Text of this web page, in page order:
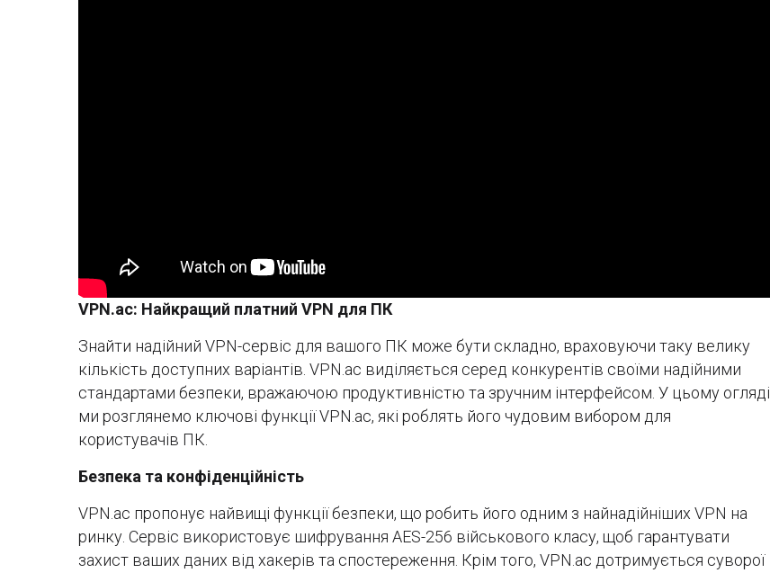
VPN.ac: Найкращий платний VPN для ПК
Знайти надійний VPN-сервіс для вашого ПК може бути складно, враховуючи таку велику
кількість доступних варіантів. VPN.ac виділяється серед конкурентів своїми надійними
стандартами безпеки, вражаючою продуктивністю та зручним інтерфейсом. У цьому огляді
ми розглянемо ключові функції VPN.ac, які роблять його чудовим вибором для
користувачів ПК.
Безпека та конфіденційність
VPN.ac пропонує найвищі функції безпеки, що робить його одним з найнадійніших VPN на
ринку. Сервіс використовує шифрування AES-256 військового класу, щоб гарантувати
захист ваших даних від хакерів та спостереження. Крім того, VPN.ac дотримується суворої